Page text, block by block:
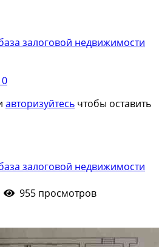
залоговой недвижимости
авторизуйтесь чтобы оставить
залоговой недвижимости
955 просмотров